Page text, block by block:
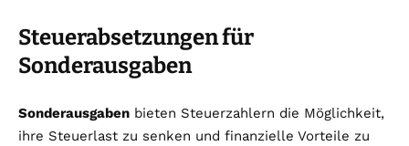
Steuerabsetzungen für
Sonderausgaben
Sonderausgaben bieten Steuerzahlern die Möglichkeit,
ihre Steuerlast zu senken und finanzielle Vorteile zu